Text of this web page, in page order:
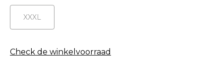
XXXL
Check de winkelvoorraad